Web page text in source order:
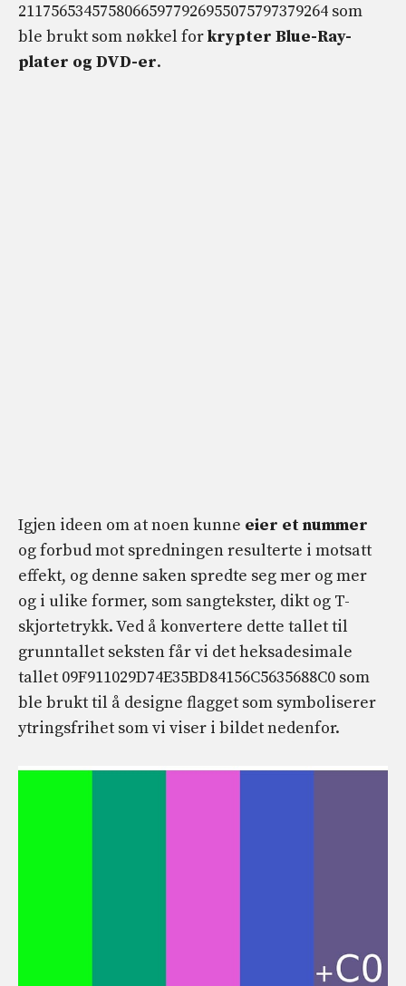
21175653457580665977926955075797379264 som
ble brukt som nøkkel forkrypter Blue-Ray-
plater og DVD-er.
Igjen ideen om at noen kunne eier et nummer
og forbud mot spredningen resulterte i motsatt
effekt, og denne saken spredte seg mer og mer
og i ulike former, som sangtekster, dikt og T-
skjortetrykk. Ved å konvertere dette tallet til
grunntallet seksten får vi det heksadesimale
tallet 09F911029D74E35BD84156C5635688C0 som
ble brukt til å designe flagget som symboliserer
ytringsfrihet som vi viser i bildet nedenfor.